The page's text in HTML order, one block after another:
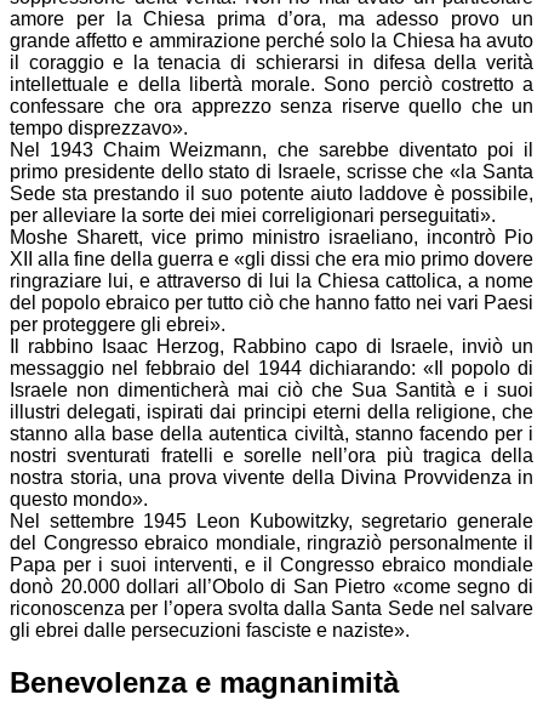
amore per la Chiesa prima d’ora, ma adesso provo un
grande affetto e ammirazione perché solo la Chiesa ha avuto
il coraggio e la tenacia di schierarsi in difesa della verità
intellettuale e della libertà morale. Sono perciò costretto a
confessare che ora apprezzo senza riserve quello che un
tempo disprezzavo».
Nel 1943 Chaim Weizmann, che sarebbe diventato poi il
primo presidente dello stato di Israele, scrisse che «la Santa
Sede sta prestando il suo potente aiuto laddove è possibile,
per alleviare la sorte dei miei correligionari perseguitati».
Moshe Sharett, vice primo ministro israeliano, incontrò Pio
XII alla fine della guerra e «gli dissi che era mio primo dovere
ringraziare lui, e attraverso di lui la Chiesa cattolica, a nome
del popolo ebraico per tutto ciò che hanno fatto nei vari Paesi
per proteggere gli ebrei».
Il rabbino Isaac Herzog, Rabbino capo di Israele, inviò un
messaggio nel febbraio del 1944 dichiarando: «Il popolo di
Israele non dimenticherà mai ciò che Sua Santità e i suoi
illustri delegati, ispirati dai principi eterni della religione, che
stanno alla base della autentica civiltà, stanno facendo per i
nostri sventurati fratelli e sorelle nell’ora più tragica della
nostra storia, una prova vivente della Divina Provvidenza in
questo mondo».
Nel settembre 1945 Leon Kubowitzky, segretario generale
del Congresso ebraico mondiale, ringraziò personalmente il
Papa per i suoi interventi, e il Congresso ebraico mondiale
donò 20.000 dollari all’Obolo di San Pietro «come segno di
riconoscenza per l’opera svolta dalla Santa Sede nel salvare
gli ebrei dalle persecuzioni fasciste e naziste».
Benevolenza e magnanimità